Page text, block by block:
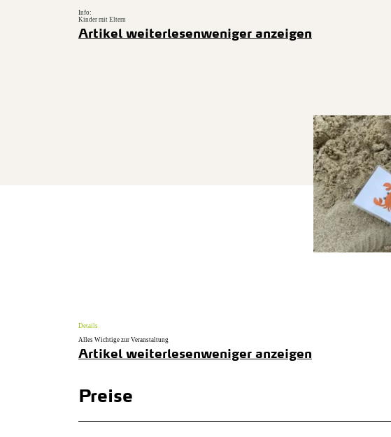
Info:
Kinder mit Eltern
Artikel weiterlesenweniger anzeigen
Details
Alles Wichtige zur Veranstaltung
Artikel weiterlesenweniger anzeigen
Preise